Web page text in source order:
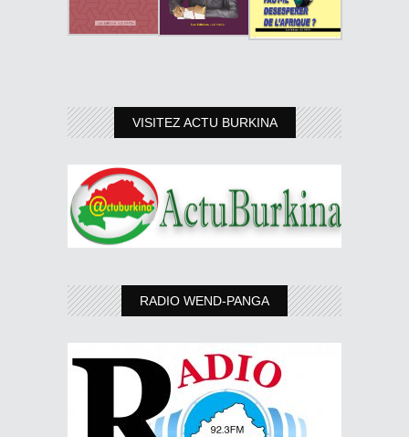
VISITEZ ACTU BURKINA
RADIO WEND-PANGA